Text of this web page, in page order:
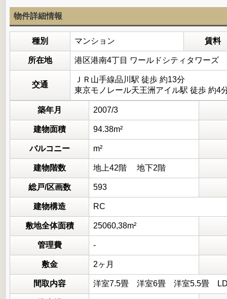
物件詳細情報
種別 マンション 賃料
所在地 港区港南4丁目 ワールドシティタワーズ
交通
ＪＲ山手線品川駅 徒歩 約13分
東京モノレール天王洲アイル駅 徒歩 約4
築年月 2007/3
建物面積 94.38m²
バルコニー m²
建物階数 地上42階 地下2階
総戸/区画数 593
建物構造 RC
敷地全体面積 25060,38m²
管理費 -
敷金 2ヶ月
間取内容 洋室7.5畳 洋室6畳 洋室5.5